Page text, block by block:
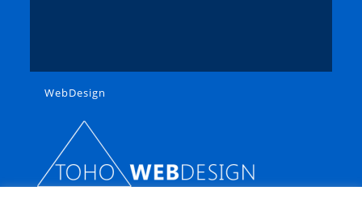
Lemke
WebDesign